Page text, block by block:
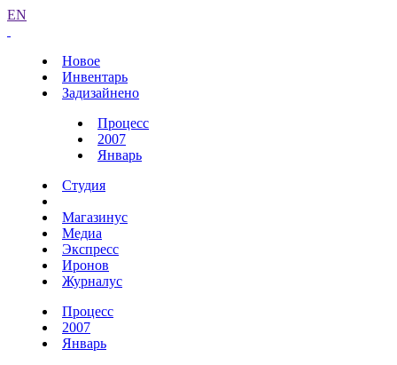
EN
Новое
Инвентарь
Задизайнено
Процесс
2007
Январь
Студия
Магазинус
Медиа
Экспресс
Иронов
Журналус
Процесс
2007
Январь